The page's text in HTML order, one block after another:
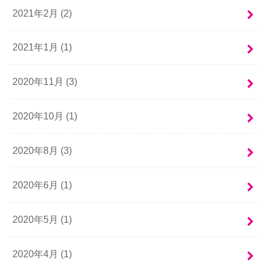
2021年2月 (2)
2021年1月 (1)
2020年11月 (3)
2020年10月 (1)
2020年8月 (3)
2020年6月 (1)
2020年5月 (1)
2020年4月 (1)